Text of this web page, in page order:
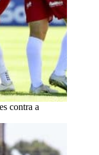
contra a